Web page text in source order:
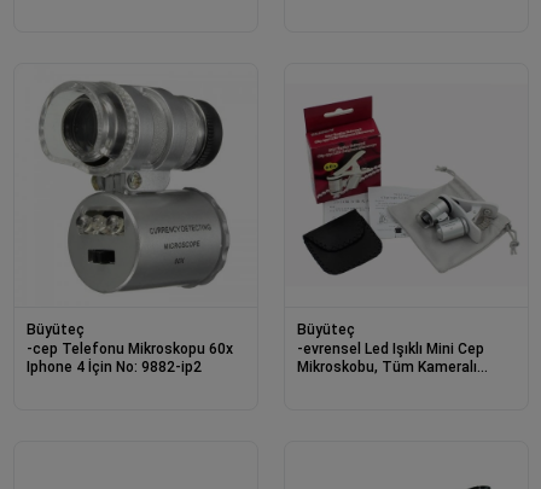
Büyüteç
-cep Telefonu Mikroskopu 60x
Iphone 4 İçin No: 9882-ip2
Büyüteç
-evrensel Led Işıklı Mini Cep
Mikroskobu, Tüm Kameralı